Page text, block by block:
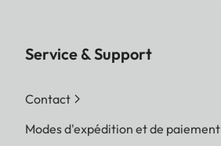
Service & Support
Contact
Modes d'expédition et de paiement